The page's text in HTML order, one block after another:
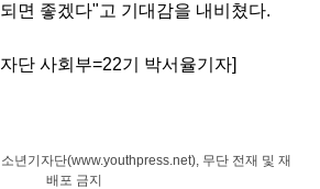
면 좋겠다"고 기대감을 내비쳤다.
단 사회부=22기 박서율기자]
년기자단(www.youthpress.net), 무단 전재 및 재
배포 금지